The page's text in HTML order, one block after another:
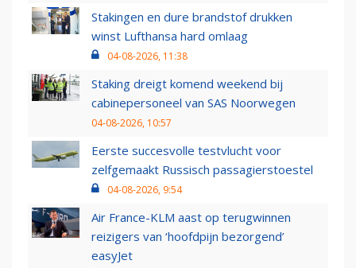
Stakingen en dure brandstof drukken
winst Lufthansa hard omlaag
04-08-2026, 11:38
Staking dreigt komend weekend bij
cabinepersoneel van SAS Noorwegen
04-08-2026, 10:57
Eerste succesvolle testvlucht voor
zelfgemaakt Russisch passagierstoestel
04-08-2026, 9:54
Air France-KLM aast op terugwinnen
reizigers van ‘hoofdpijn bezorgend’
easyJet